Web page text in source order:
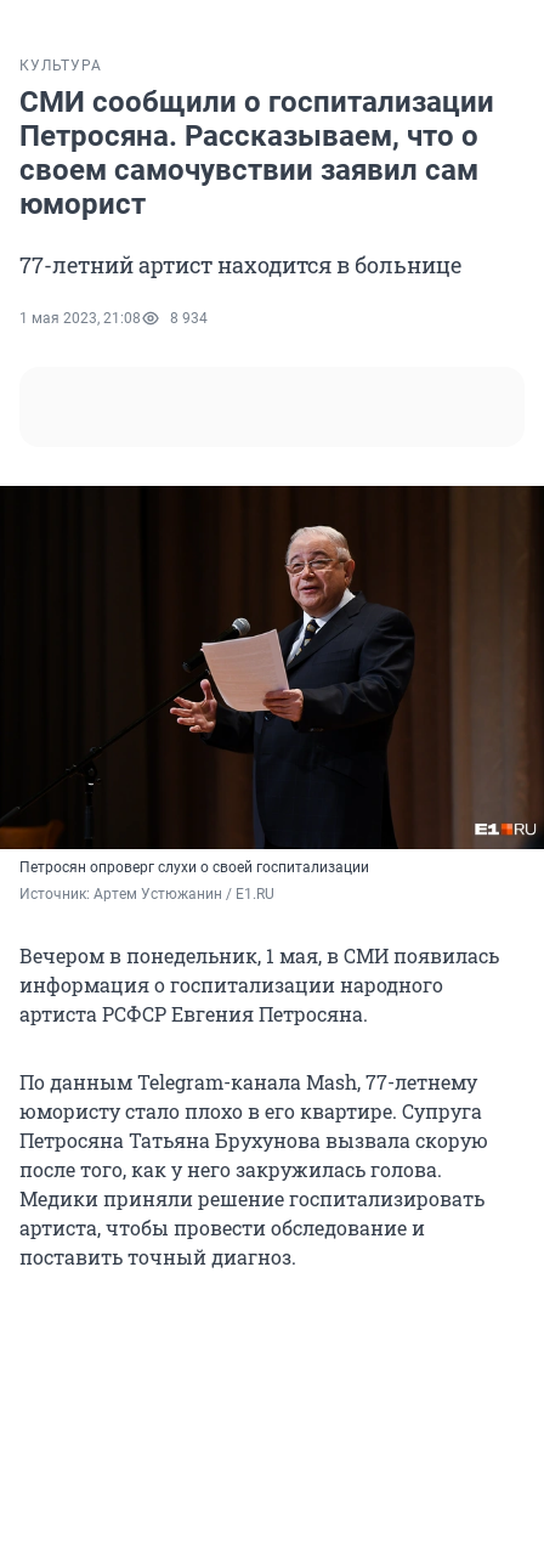
КУЛЬТУРА
СМИ сообщили о госпитализации
Петросяна. Рассказываем, что о
своем самочувствии заявил сам
юморист
77-летний артист находится в больнице
1 мая 2023, 21:08 8 934
Петросян опроверг слухи о своей госпитализации
Источник: Артем Устюжанин / E1.RU
Вечером в понедельник, 1 мая, в СМИ появилась
информация о госпитализации народного
артиста РСФСР Евгения Петросяна.
По данным Telegram-канала Mash, 77-летнему
юмористу стало плохо в его квартире. Супруга
Петросяна Татьяна Брухунова вызвала скорую
после того, как у него закружилась голова.
Медики приняли решение госпитализировать
артиста, чтобы провести обследование и
поставить точный диагноз.